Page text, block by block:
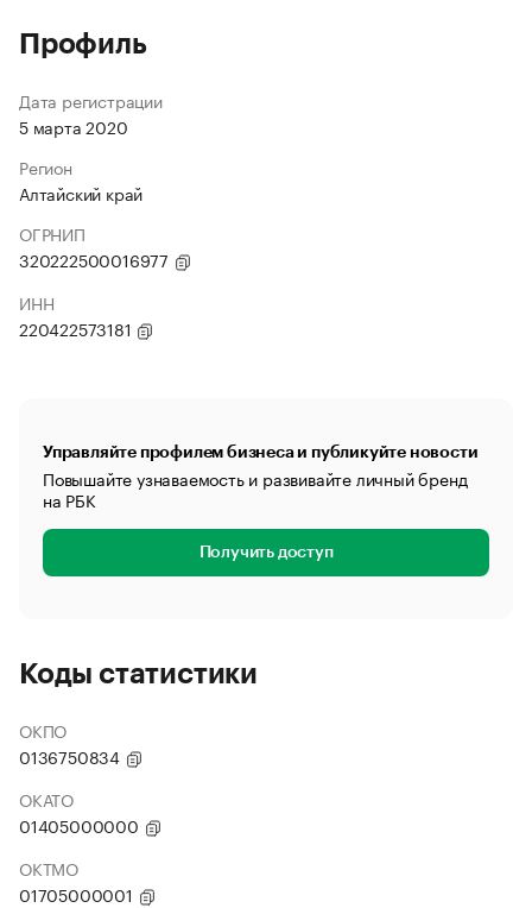
Профиль
Дата регистрации
5 марта 2020
Регион
Алтайский край
ОГРНИП
320222500016977
ИНН
220422573181
Управляйте профилем бизнеса и публикуйте новости
Повышайте узнаваемость и развивайте личный бренд
на РБК
Получить доступ
Коды статистики
ОКПО
0136750834
ОКАТО
01405000000
ОКТМО
01705000001